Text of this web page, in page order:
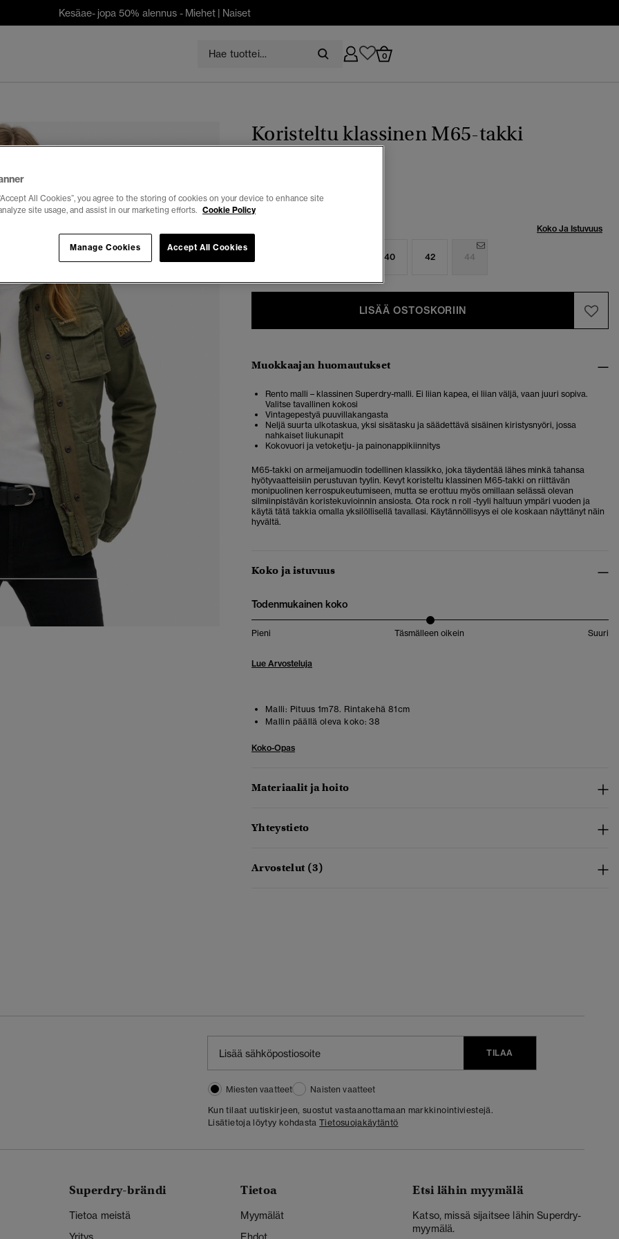
Kesäae- jopa 50% alennus - Miehet | Naiset
0
4
Koristeltu klassinen M65-takki
Säästät 30 %
Koko Ja Istuvuus
40 42 44
LISÄÄ OSTOSKORIIN
Muokkaajan huomautukset
Rento malli – klassinen Superdry-malli. Ei liian kapea, ei liian väljä, vaan juuri sopiva.
Valitse tavallinen kokosi
Vintagepestyä puuvillakangasta
Neljä suurta ulkotaskua, yksi sisätasku ja säädettävä sisäinen kiristysnyöri, jossa
nahkaiset liukunapit
Kokovuori ja vetoketju- ja painonappikiinnitys
M65-takki on armeijamuodin todellinen klassikko, joka täydentää lähes minkä tahansa
hyötyvaatteisiin perustuvan tyylin. Kevyt koristeltu klassinen M65-takki on riittävän
monipuolinen kerrospukeutumiseen, mutta se erottuu myös omillaan selässä olevan
silmiinpistävän koristekuvioinnin ansiosta. Ota rock n roll -tyyli haltuun ympäri vuoden ja
käytä tätä takkia omalla yksilöllisellä tavallasi. Käytännöllisyys ei ole koskaan näyttänyt näin
hyvältä.
Koko ja istuvuus
Todenmukainen koko
Pieni Täsmälleen oikein Suuri
Lue Arvosteluja
Malli: Pituus 1m78. Rintakehä 81cm
Mallin päällä oleva koko: 38
Koko-Opas
Materiaalit ja hoito
Yhteystieto
Arvostelut (3)
TILAA
Miesten vaatteet
Naisten vaatteet
Kun tilaat uutiskirjeen, suostut vastaanottamaan markkinointiviestejä.
Lisätietoja löytyy kohdastaTietosuojakäytäntö
Superdry-brändi
Tietoa meistä
Yritys
Tietoa
Myymälät
Ehdot
Etsi lähin myymälä
Katso, missä sijaitsee lähin Superdry-
myymälä.
All Cookies”, you agree to the storing of cookies on your device to enhance site
site usage, and assist in our marketing efforts. Cookie Policy
Accept All Cookies
Manage Cookies